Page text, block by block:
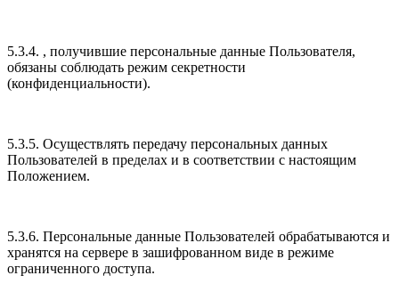
5.3.4. , получившие персональные данные Пользователя,
обязаны соблюдать режим секретности
(конфиденциальности).
5.3.5. Осуществлять передачу персональных данных
Пользователей в пределах и в соответствии с настоящим
Положением.
5.3.6. Персональные данные Пользователей обрабатываются и
хранятся на сервере в зашифрованном виде в режиме
ограниченного доступа.